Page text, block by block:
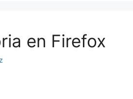
en Firefox